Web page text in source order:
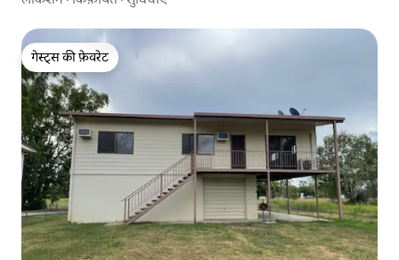
गेस्ट्स की फ़ेवरेट
गेस्ट्स की फ़ेवरेट